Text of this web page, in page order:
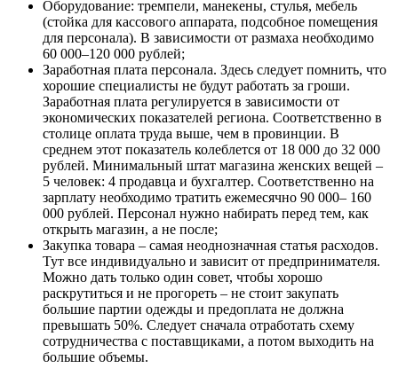
Оборудование: тремпели, манекены, стулья, мебель
(стойка для кассового аппарата, подсобное помещения
для персонала). В зависимости от размаха необходимо
60 000–120 000 рублей;
Заработная плата персонала. Здесь следует помнить, что
хорошие специалисты не будут работать за гроши.
Заработная плата регулируется в зависимости от
экономических показателей региона. Соответственно в
столице оплата труда выше, чем в провинции. В
среднем этот показатель колеблется от 18 000 до 32 000
рублей. Минимальный штат магазина женских вещей –
5 человек: 4 продавца и бухгалтер. Соответственно на
зарплату необходимо тратить ежемесячно 90 000– 160
000 рублей. Персонал нужно набирать перед тем, как
открыть магазин, а не после;
Закупка товара – самая неоднозначная статья расходов.
Тут все индивидуально и зависит от предпринимателя.
Можно дать только один совет, чтобы хорошо
раскрутиться и не прогореть – не стоит закупать
большие партии одежды и предоплата не должна
превышать 50%. Следует сначала отработать схему
сотрудничества с поставщиками, а потом выходить на
большие объемы.